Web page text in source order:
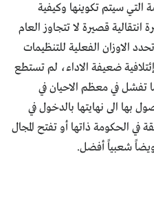
التي سيتم تكوينها وكيفية
قصيرة لا تتجاوز العام
الاوزان الفعلية للتنظيمات
ضعيفة الاداء، لم تستطع
تفشل في معظم الاحيان في
بها الى نهايتها بالدخول في
في الحكومة ذاتها أو تفتح المجال
شعبياً أفضل.